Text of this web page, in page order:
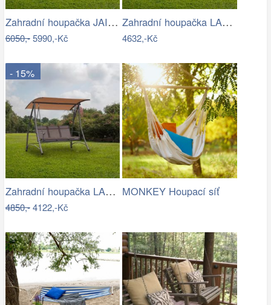
Zahradní houpačka JAIRA Tempo Kondela
6050,-5990,-Kč
Zahradní houpačka LAMIA Tempo Kondela
4632,-Kč
- 15%
Zahradní houpačka LAMIA Tempo Kondela
4850,-4122,-Kč
MONKEY Houpací síť